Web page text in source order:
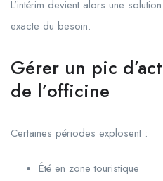
L’intérim devient alors une solution
exacte du besoin.
Gérer un pic
de l’officine
Certaines périodes explosent :
Été en zone touristique